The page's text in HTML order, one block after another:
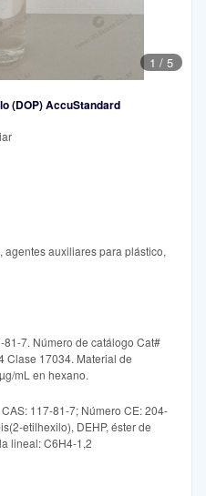
1 / 5
(DOP) AccuStandard
auxiliares para plástico,
7. Número de catálogo Cat#
Clase 17034. Material de
mL en hexano.
117-81-7; Número CE: 204-
etilhexilo), DEHP, éster de
lineal: C6H4-1,2